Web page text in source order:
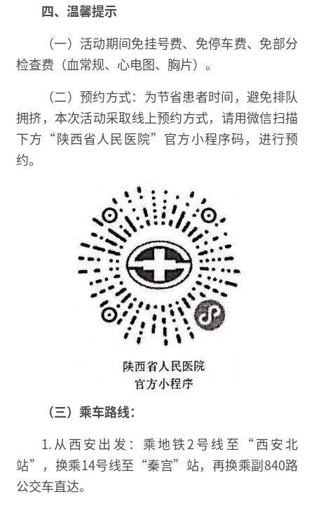
四、 温馨提示
（一）活动期间免挂号费、免停车费、免部分
检查费（血常规、心电图、胸片）。
（二）预约方式：为节省患者时间，避免排队
拥挤，本次活动采取线上预约方式，请用微信扫描
下方“陕西省人民医院”官方小程序码，进行预
约。
（三）乘车路线：
1.从西安出发：乘地铁2号线至“西安北
站”，换乘14号线至“秦宫”站，再换乘副840路
公交车直达。